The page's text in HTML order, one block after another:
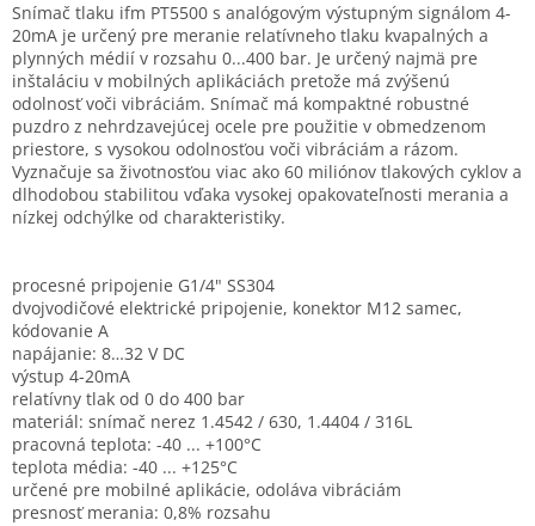
Snímač tlaku ifm PT5500 s analógovým výstupným signálom 4-
20mA je určený pre meranie relatívneho tlaku kvapalných a
plynných médií v rozsahu 0...400 bar. Je určený najmä pre
inštaláciu v mobilných aplikáciách pretože má zvýšenú
odolnosť voči vibráciám. Snímač má kompaktné robustné
puzdro z nehrdzavejúcej ocele pre použitie v obmedzenom
priestore, s vysokou odolnosťou voči vibráciám a rázom.
Vyznačuje sa životnosťou viac ako 60 miliónov tlakových cyklov a
dlhodobou stabilitou vďaka vysokej opakovateľnosti merania a
nízkej odchýlke od charakteristiky.
procesné pripojenie G1/4" SS304
dvojvodičové elektrické pripojenie, konektor M12 samec,
kódovanie A
napájanie: 8…32 V DC
výstup 4-20mA
relatívny tlak od 0 do 400 bar
materiál: snímač nerez 1.4542 / 630, 1.4404 / 316L
pracovná teplota: -40 ... +100°C
teplota média: -40 ... +125°C
určené pre mobilné aplikácie, odoláva vibráciám
presnosť merania: 0,8% rozsahu